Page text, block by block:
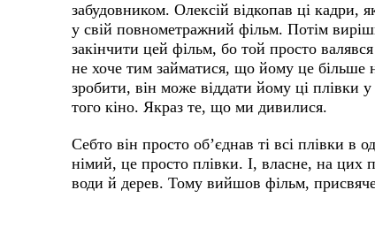
забудовником. Олексій відкопав ці кадри,
у свій повнометражний фільм. Потім
закінчити цей фільм, бо той просто
не хоче тим займатися, що йому це більше
зробити, він може віддати йому ці плівки
того кіно. Якраз те, що ми дивилися.
Себто він просто об’єднав ті всі плівки
німий, це просто плівки. І, власне, на цих
води й дерев. Тому вийшов фільм,